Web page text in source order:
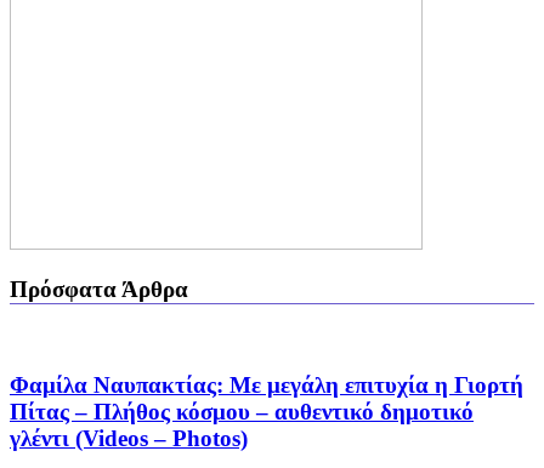
Πρόσφατα Άρθρα
Φαμίλα Ναυπακτίας: Με μεγάλη επιτυχία η Γιορτή
Πίτας – Πλήθος κόσμου – αυθεντικό δημοτικό
γλέντι (Videos – Photos)